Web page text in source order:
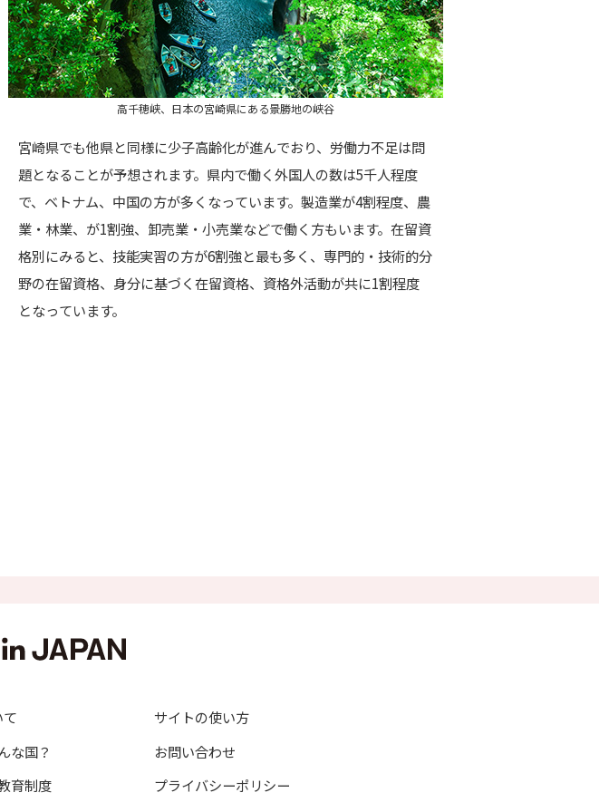
高千穂峡、日本の宮崎県にある景勝地の峡谷
宮崎県でも他県と同様に少子高齢化が進んでおり、労働力不足は問
題となることが予想されます。県内で働く外国人の数は5千人程度
で、ベトナム、中国の方が多くなっています。製造業が4割程度、農
業・林業、が1割強、卸売業・小売業などで働く方もいます。在留資
格別にみると、技能実習の方が6割強と最も多く、専門的・技術的分
野の在留資格、身分に基づく在留資格、資格外活動が共に1割程度
となっています。
な国？
育制度
サイトの使い方
お問い合わせ
プライバシーポリシー